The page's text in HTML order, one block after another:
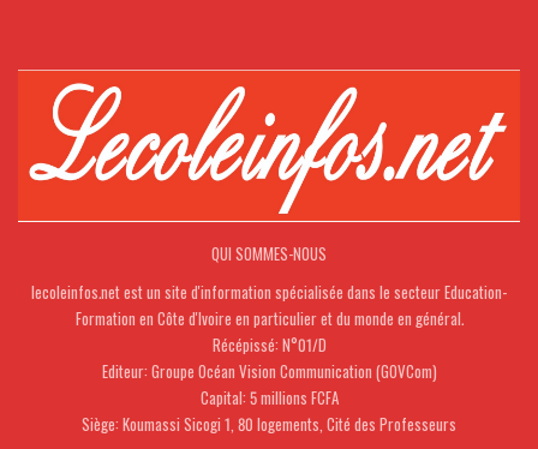
QUI SOMMES-NOUS
lecoleinfos.net est un site d'information spécialisée dans le secteur Education-
Formation en Côte d'Ivoire en particulier et du monde en général.
Récépissé: N°01/D
Editeur: Groupe Océan Vision Communication (GOVCom)
Capital: 5 millions FCFA
Siège: Koumassi Sicogi 1, 80 logements, Cité des Professeurs